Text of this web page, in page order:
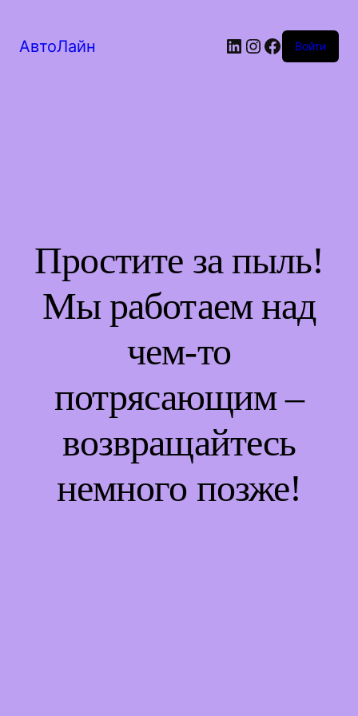
АвтоЛайн LinkedIn
Instagram
Facebook
Войти
Простите за пыль!
Мы работаем над
чем-то
потрясающим –
возвращайтесь
немного позже!